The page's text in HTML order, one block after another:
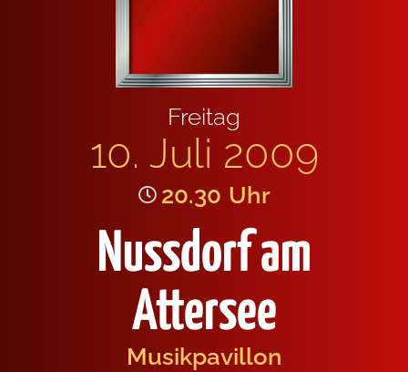
Frei­tag
10. Juli 2009
20.30 Uhr
Nussdorf am
Attersee
Musik­pa­vil­lon